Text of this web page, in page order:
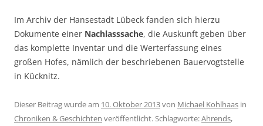
Im Archiv der Hansestadt Lübeck fanden sich hierzu
Dokumente einer Nachlasssache, die Auskunft geben über
das komplette Inventar und die Werterfassung eines
großen Hofes, nämlich der beschriebenen Bauervogtstelle
in Kücknitz.
Dieser Beitrag wurde am 10. Oktober 2013von Michael Kohlhaas in
Chroniken & Geschichten veröffentlicht. Schlagworte:Ahrends,